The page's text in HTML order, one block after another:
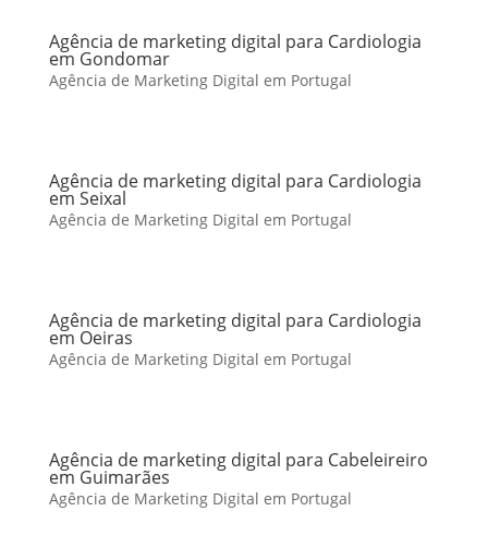
Agência de marketing digital para Cardiologia
em Gondomar
Agência de Marketing Digital em Portugal
Agência de marketing digital para Cardiologia
em Seixal
Agência de Marketing Digital em Portugal
Agência de marketing digital para Cardiologia
em Oeiras
Agência de Marketing Digital em Portugal
Agência de marketing digital para Cabeleireiro
em Guimarães
Agência de Marketing Digital em Portugal